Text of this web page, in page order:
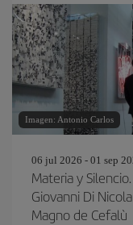
Imagen: Antonio Carlos
06 jul 2026 - 01 sep
Materia y
Giovanni Di
Magno de Cefalù